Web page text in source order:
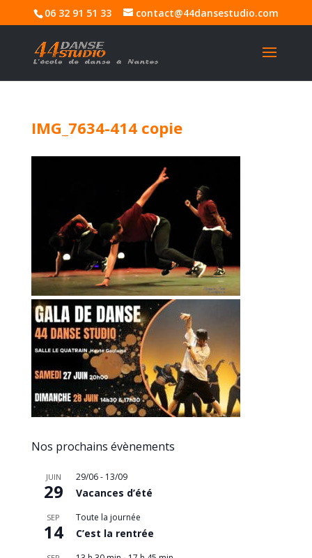
06 32 91 51 33 contact@44dansestudio.com
IMG_7634-414 copie
Nos prochains évènements
JUIN
29
29/06- 13/09
Vacances d’été
SEP
14
Toute la journée
C’est la rentrée